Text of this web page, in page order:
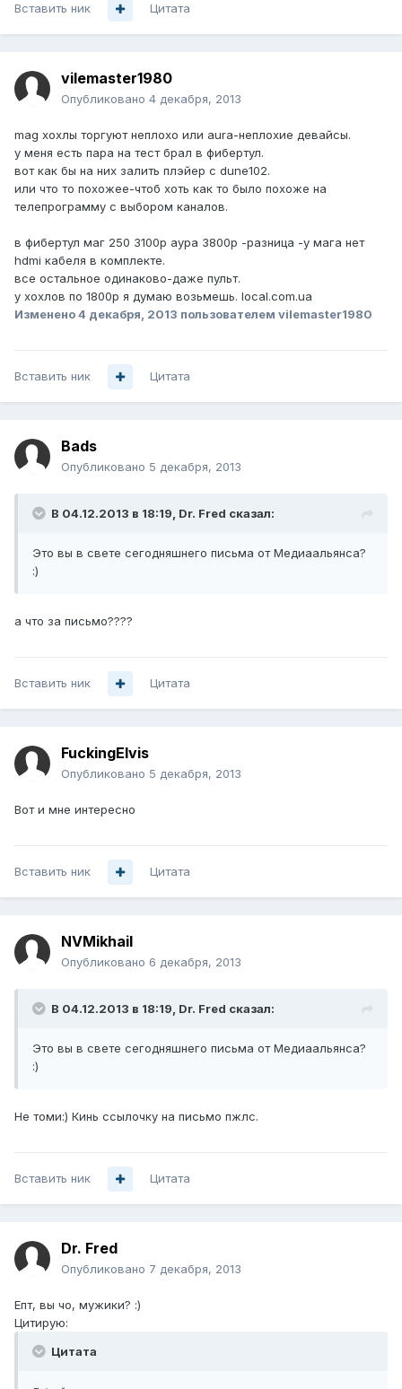
Вставить ник Цитата
vilemaster1980
Опубликовано 4 декабря, 2013
mag хохлы торгуют неплохо или aura-неплохие девайсы.
у меня есть пара на тест брал в фибертул.
вот как бы на них залить плэйер с dune102.
или что то похожее-чтоб хоть как то было похоже на
телепрограмму с выбором каналов.
в фибертул маг 250 3100р аура 3800р -разница -у мага нет
hdmi кабеля в комплекте.
все остальное одинаково-даже пульт.
у хохлов по 1800р я думаю возьмешь. local.com.ua
Изменено4 декабря, 2013 пользователем vilemaster1980
Вставить ник Цитата
Bads
Опубликовано 5 декабря, 2013
В 04.12.2013 в 18:19, Dr. Fred сказал:
Это вы в свете сегодняшнего письма от Медиаальянса?
:)
а что за письмо????
Вставить ник Цитата
FuckingElvis
Опубликовано 5 декабря, 2013
Вот и мне интересно
Вставить ник Цитата
NVMikhail
Опубликовано 6 декабря, 2013
В 04.12.2013 в 18:19, Dr. Fred сказал:
Это вы в свете сегодняшнего письма от Медиаальянса?
:)
Не томи:) Кинь ссылочку на письмо пжлс.
Вставить ник Цитата
Dr. Fred
Опубликовано 7 декабря, 2013
Епт, вы чо, мужики? :)
Цитирую:
Цитата